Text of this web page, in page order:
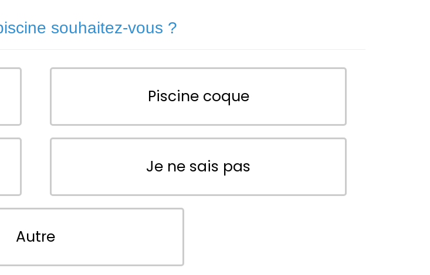
souhaitez-vous ?
Piscine coque
Je ne sais pas
Autre